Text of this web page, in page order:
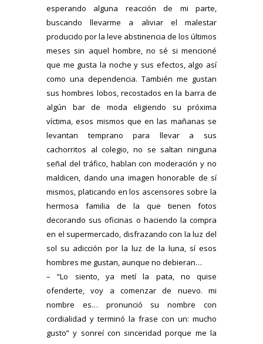
esperando alguna reacción de mi parte,
buscando llevarme a aliviar el malestar
producido por la leve abstinencia de los últimos
meses sin aquel hombre, no sé si mencioné
que me gusta la noche y sus efectos, algo así
como una dependencia. También me gustan
sus hombres lobos, recostados en la barra de
algún bar de moda eligiendo su próxima
víctima, esos mismos que en las mañanas se
levantan temprano para llevar a sus
cachorritos al colegio, no se saltan ninguna
señal del tráfico, hablan con moderación y no
maldicen, dando una imagen honorable de sí
mismos, platicando en los ascensores sobre la
hermosa familia de la que tienen fotos
decorando sus oficinas o haciendo la compra
en el supermercado, disfrazando con la luz del
sol su adicción por la luz de la luna, sí esos
hombres me gustan, aunque no debieran…
– “Lo siento, ya metí la pata, no quise
ofenderte, voy a comenzar de nuevo. mi
nombre es… pronunció su nombre con
cordialidad y terminó la frase con un: mucho
gusto” y sonreí con sinceridad porque me la